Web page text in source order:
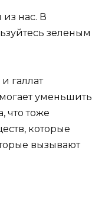
из нас. В
зеленым
галлат
уменьшить
что тоже
которые
вызывают